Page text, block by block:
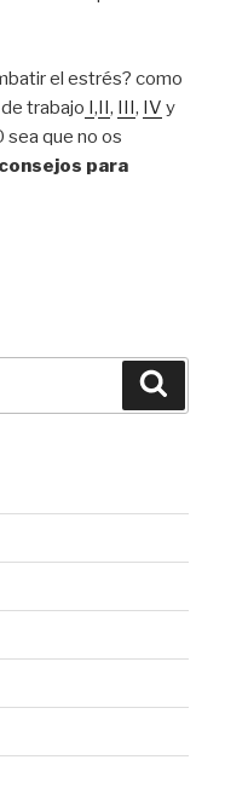
el estrés? como
trabajo I,II, III, IV y
que no os
para